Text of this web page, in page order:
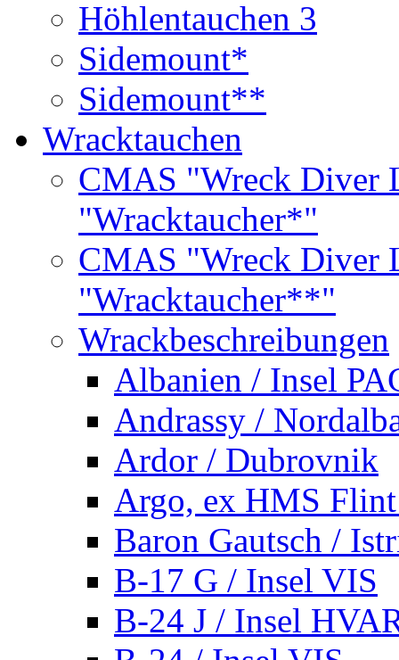
Höhlentauchen 3
Sidemount*
Sidemount**
Wracktauchen
CMAS "Wreck Diver
"Wracktaucher*"
CMAS "Wreck Diver
"Wracktaucher**"
Wrackbeschreibungen
Albanien / Insel
Andrassy /
Ardor / Dubrovnik
Argo, ex HMS
Baron Gautsch /
B-17 G / Insel VIS
B-24 J / Insel